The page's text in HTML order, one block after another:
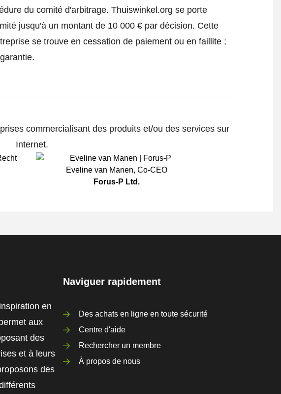
du comité d'arbitrage. Thuiswinkel.org se porte
jusqu'à un montant de 10 000 € par décision. Cette
se trouve en cessation de paiement ou en faillite ;
commercialisant des produits et/ou des services sur
Internet.
Eveline van Manen, Co-CEO
Forus-P Ltd.
en
aux
des
et à leurs
des
Naviguer rapidement
Des achats en ligne en toute sécurité
Centre d'aide
Rechercher un membre
À propos de nous